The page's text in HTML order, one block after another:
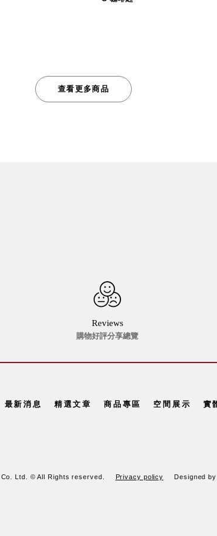
查看更多商品
Reviews
購物好評分享總覽
最新消息 精選文章 商品專區 空間展示 實
Ltd. © All Rights reserved. Privacy policy Designed